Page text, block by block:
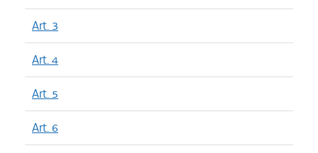
Art. 3
Art. 4
Art. 5
Art. 6